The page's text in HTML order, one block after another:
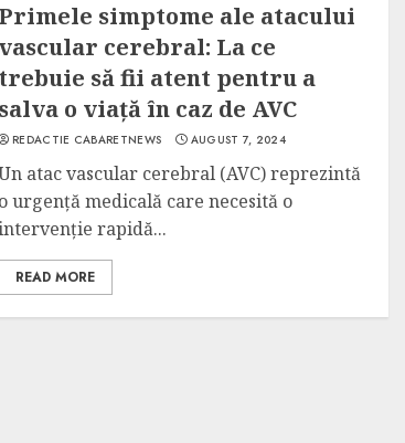
Primele simptome ale atacului
vascular cerebral: La ce
trebuie să fii atent pentru a
salva o viață în caz de AVC
REDACTIE CABARETNEWS AUGUST 7, 2024
atac vascular cerebral (AVC) reprezintă
o urgență medicală care necesită o
rapidă...
READ MORE